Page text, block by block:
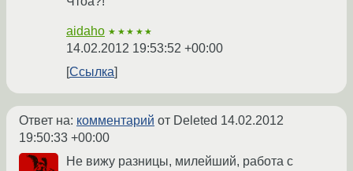
aidaho ★★★★★
14.02.2012 19:53:52 +00:00
Ссылка
Ответ на: комментарий от Deleted 14.02.2012
19:50:33 +00:00
Не вижу разницы, милейший, работа с